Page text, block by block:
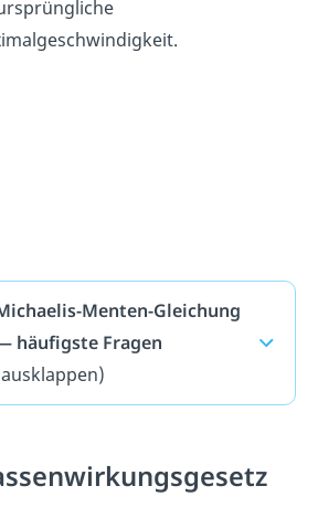
Menten-Gleichung
häufigste Fragen